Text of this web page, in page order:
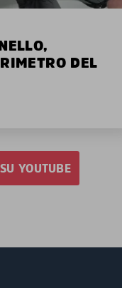
DEL
YOUTUBE